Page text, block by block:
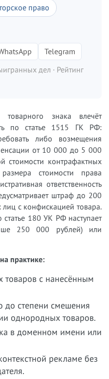
право
Telegram
дел · Рейтинг
товарного знака влечёт
по статье 1515 ГК РФ:
либо возмещения
от 10 000 до 5 000
стоимости контрафактных
стоимости права
ответственность
штраф до 200
с конфискацией товара.
статье 180 УК РФ наступает
250 000 рублей) или
практике:
товаров с нанесённым
до степени смешения
однородных товаров.
в доменном имени или
рекламе без